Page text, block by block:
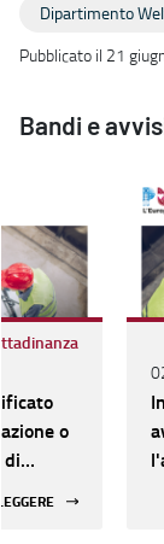
Dipartimento
Pubblicato il 21
Bandi e
o